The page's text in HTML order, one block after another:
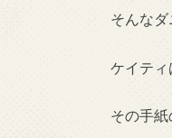
そんなダ
ケイティ
その手紙